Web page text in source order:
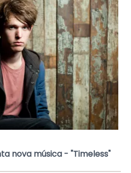
nova música - "Timeless"